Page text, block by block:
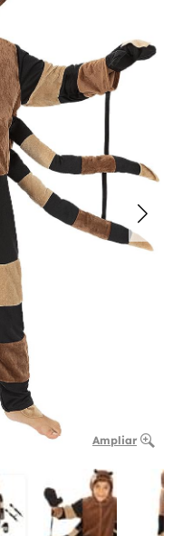
Ampliar